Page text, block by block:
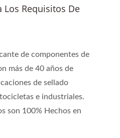
Los Requisitos De
de componentes de
más de 40 años de
de sellado
e industriales.
son 100% Hechos en